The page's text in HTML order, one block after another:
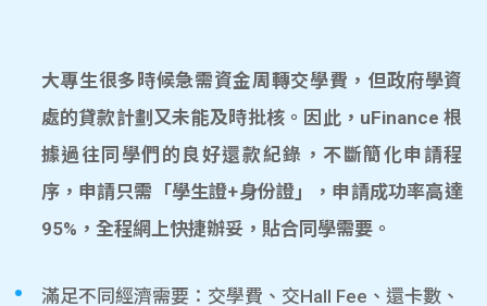
大專生很多時候急需資金周轉交學費，但政府學資
處的貸款計劃又未能及時批核。因此，uFinance 根
據過往同學們的良好還款紀錄，不斷簡化申請程
序，申請只需「學生證+身份證」，申請成功率高達
95%，全程網上快捷辦妥，貼合同學需要。
滿足不同經濟需要：交學費、交Hall Fee、還卡數、